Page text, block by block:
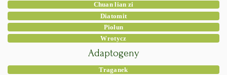
Chuan lian zi
Diatomit
Piołun
Wrotycz
Adaptogeny
Traganek